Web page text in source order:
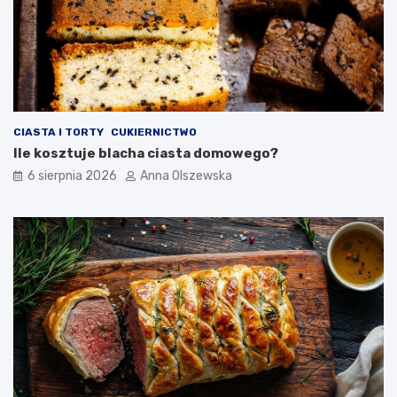
?
CIASTA I TORTY CUKIERNICTWO
Ile kosztuje blacha ciasta domowego?
6 sierpnia 2026 Anna Olszewska